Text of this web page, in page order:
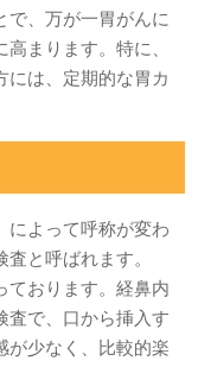
で、万が一胃がんに
まります。特に、
には、定期的な胃カ
によって呼称が変わ
と呼ばれます。
ております。経鼻内
査で、口から挿入す
が少なく、比較的楽